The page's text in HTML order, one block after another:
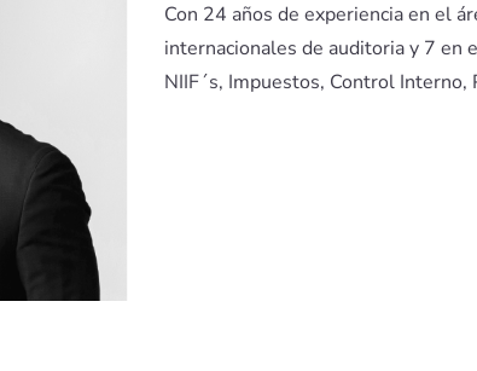
Con 24 años de experiencia en el
internacionales de auditoria y 7 en
NIIF´s, Impuestos, Control